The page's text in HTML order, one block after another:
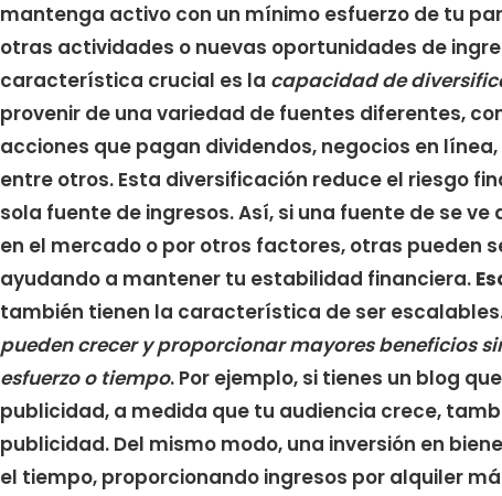
mantenga activo con un mínimo esfuerzo de tu
otras actividades o nuevas oportunidades de
característica crucial es la capacidad de
provenir de una variedad de fuentes diferentes,
acciones que pagan dividendos, negocios en
entre otros. Esta diversificación reduce el riesgo
sola fuente de ingresos. Así, si una fuente de se
en el mercado o por otros factores, otras pueden
ayudando a mantener tu estabilidad financiera.
también tienen la característica de ser
pueden crecer y proporcionar mayores beneficios
esfuerzo o tiempo. Por ejemplo, si tienes un blog
publicidad, a medida que tu audiencia crece,
publicidad. Del mismo modo, una inversión en
el tiempo, proporcionando ingresos por alquiler